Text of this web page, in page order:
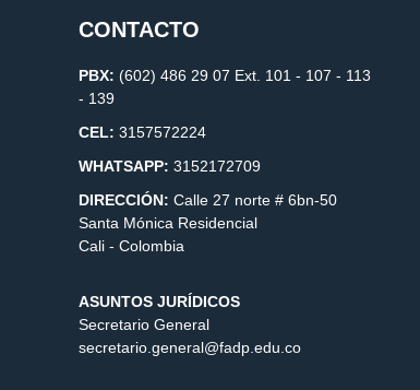
CONTACTO
PBX: (602) 486 29 07 Ext. 101 - 107 - 113
- 139
CEL: 3157572224
WHATSAPP: 3152172709
DIRECCIÓN: Calle 27 norte # 6bn-50
Santa Mónica Residencial
Cali - Colombia
ASUNTOS JURÍDICOS
Secretario General
secretario.general@fadp.edu.co